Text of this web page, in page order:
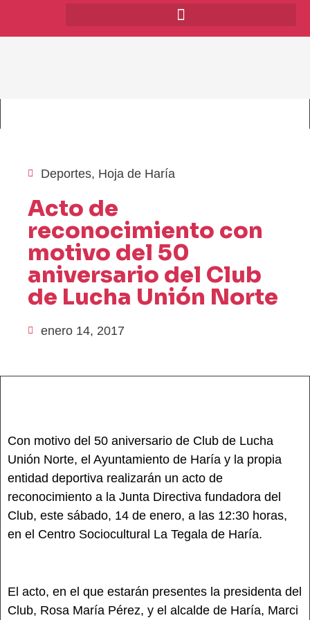
Deportes, Hoja de Haría
Acto de
reconocimiento con
motivo del 50
aniversario del Club
de Lucha Unión Norte
enero 14, 2017
Con motivo del 50 aniversario de Club de Lucha
Unión Norte, el Ayuntamiento de Haría y la propia
entidad deportiva realizarán un acto de
reconocimiento a la Junta Directiva fundadora del
Club, este sábado, 14 de enero, a las 12:30 horas,
en el Centro Sociocultural La Tegala de Haría.
El acto, en el que estarán presentes la presidenta del
Club, Rosa María Pérez, y el alcalde de Haría, Marci